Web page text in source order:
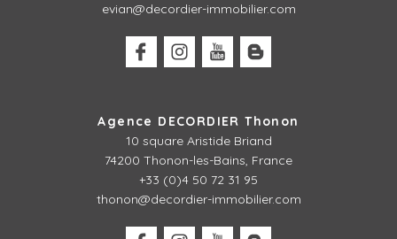
evian@decordier-immobilier.com
Agence DECORDIER Thonon
10 square Aristide Briand
74200 Thonon-les-Bains, France
+33 (0)4 50 72 31 95
thonon@decordier-immobilier.com